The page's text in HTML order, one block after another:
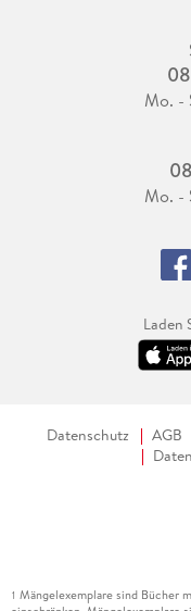
Mo. -
Mo. -
Laden
Datenschutz AGB
1 Mängelexemplare sind Bücher